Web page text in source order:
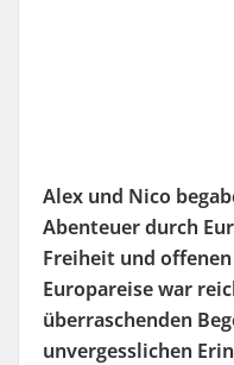
Alex und Nico
Abenteuer durch
Freiheit und
Europareise war
überraschenden
unvergesslichen